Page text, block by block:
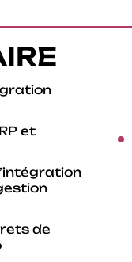
et
de